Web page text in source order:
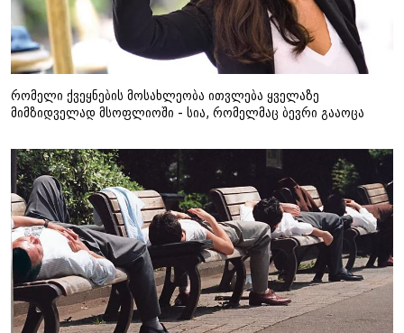
რომელი ქვეყნების მოსახლეობა ითვლება ყველაზე
მიმზიდველად მსოფლიოში - სია, რომელმაც ბევრი გააოცა